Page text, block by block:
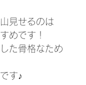
見せるのは
めです！
た骨格なため
す♪